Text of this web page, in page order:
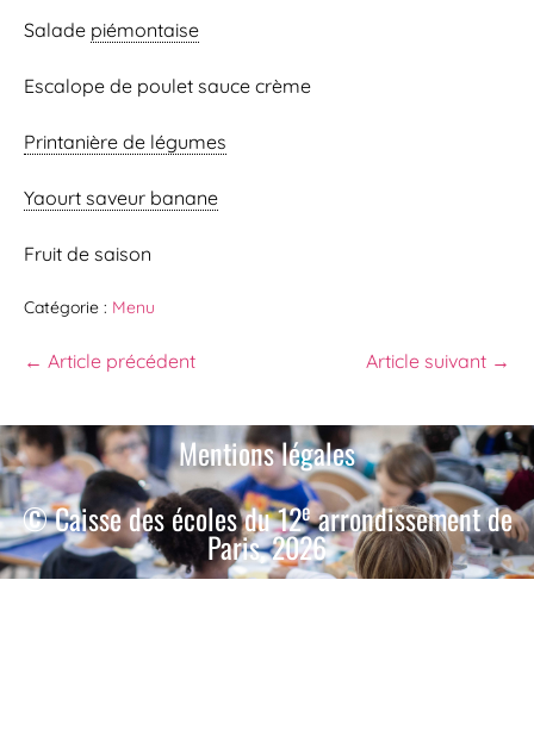
Salade piémontaise
Escalope de poulet sauce crème
Printanière de légumes
Yaourt saveur banane
Fruit de saison
Catégorie : Menu
← Article précédent Article suivant →
Mentions légales
© Caisse des écoles du 12earrondissement de
Paris, 2026